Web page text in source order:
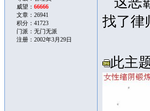
威望： 66666
文章：26941
积分：41723
门派：无门无派
注册：2002年3月29日
找了律
此主